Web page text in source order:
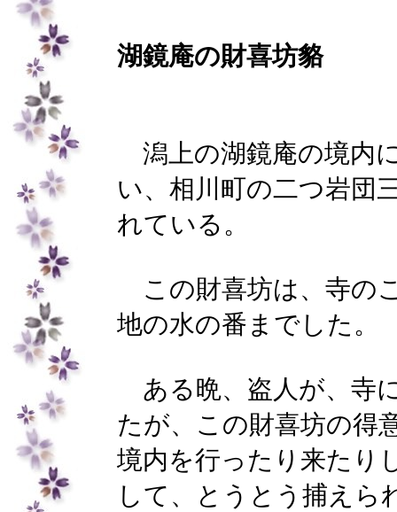
湖鏡庵の財喜坊貉
潟上の湖鏡庵の境内
い、相川町の二つ岩団
れている。
この財喜坊は、寺の
地の水の番までした。
ある晩、盗人が、寺
たが、この財喜坊の得
境内を行ったり来たり
して、とうとう捕えら